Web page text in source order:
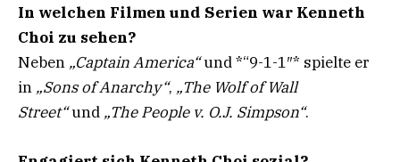
In welchen Filmen und Serien war Kenneth
Choi zu sehen?
Neben „Captain America“und *“9-1-1″* spielte er
in „Sons of Anarchy“, „The Wolf of Wall
Street“und „The People v. O.J. Simpson“.